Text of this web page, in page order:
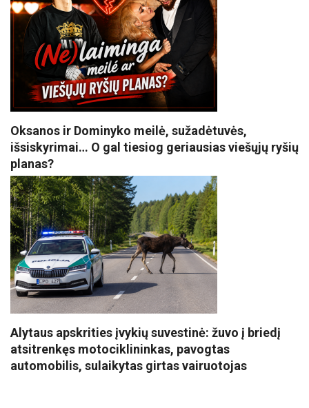
Oksanos ir Dominyko meilė, sužadėtuvės,
išsiskyrimai… O gal tiesiog geriausias viešųjų ryšių
planas?
Alytaus apskrities įvykių suvestinė: žuvo į briedį
atsitrenkęs motociklininkas, pavogtas
automobilis, sulaikytas girtas vairuotojas